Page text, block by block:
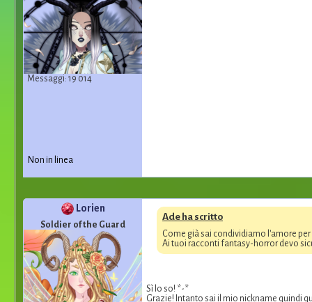
Messaggi: 19 014
Non in linea
Lorien
Soldier of the Guard
Ade ha scritto
Come già sai condividiamo l'amore
Ai tuoi racconti fantasy-horror devo
Sì lo so! *-*
Grazie! Intanto sai il mio nickname quindi